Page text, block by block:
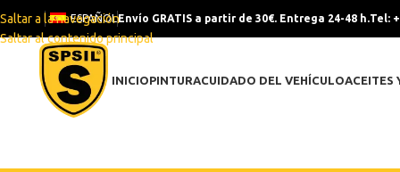
Saltar a la navegación
Saltar al contenido principal
ESPAÑOLEnvío GRATIS a partir de 30€. Entrega 24-48 h.Tel:
INICIOPINTURACUIDADO DEL VEHÍCULOACEITES